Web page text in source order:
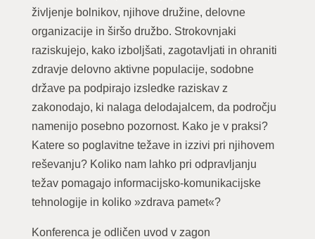
življenje bolnikov, njihove družine, delovne
organizacije in širšo družbo. Strokovnjaki
raziskujejo, kako izboljšati, zagotavljati in ohraniti
zdravje delovno aktivne populacije, sodobne
države pa podpirajo izsledke raziskav z
zakonodajo, ki nalaga delodajalcem, da področju
namenijo posebno pozornost. Kako je v praksi?
Katere so poglavitne težave in izzivi pri njihovem
reševanju? Koliko nam lahko pri odpravljanju
težav pomagajo informacijsko-komunikacijske
tehnologije in koliko »zdrava pamet«?
Konferenca je odličen uvod v zagon